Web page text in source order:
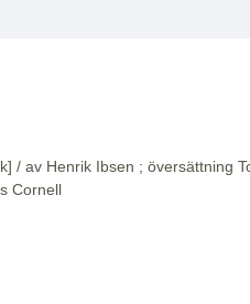
/ av Henrik Ibsen ; översättning
Cornell